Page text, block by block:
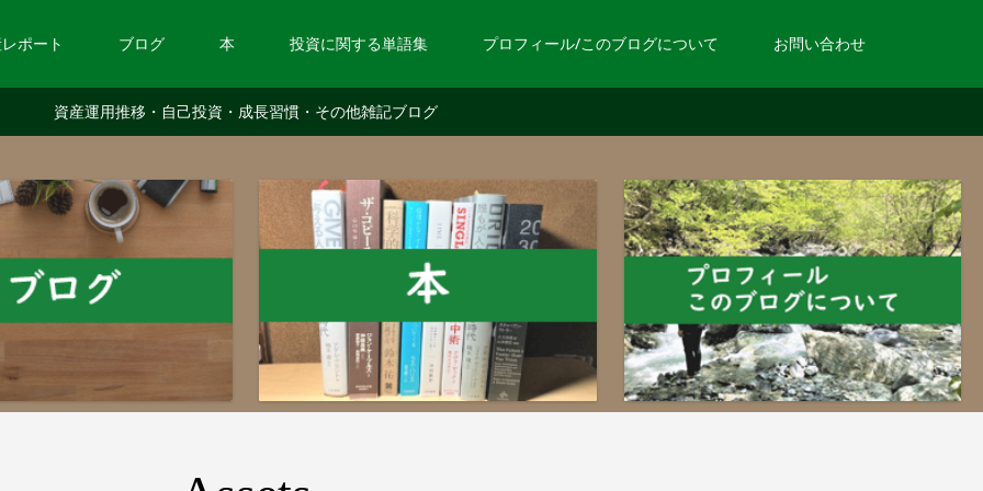
ポート ブログ 本 投資に関する単語集 プロフィール/このブログについて お問い合わせ
資産運用推移・自己投資・成長習慣・その他雑記ブログ